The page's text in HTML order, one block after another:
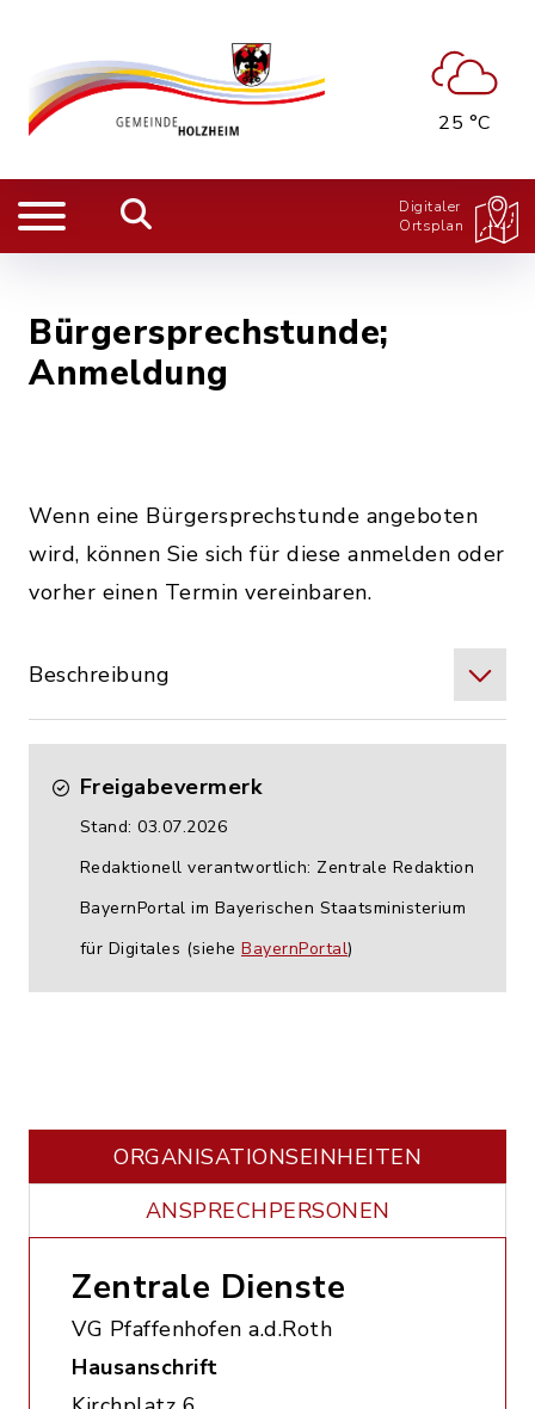
25 °C
Digitaler
Ortsplan
Bürgersprechstunde;
Anmeldung
Wenn eine Bürgersprechstunde angeboten
wird, können Sie sich für diese anmelden oder
vorher einen Termin vereinbaren.
Beschreibung
Freigabevermerk
Stand: 03.07.2026
Redaktionell verantwortlich: Zentrale Redaktion
BayernPortal im Bayerischen Staatsministerium
für Digitales (siehe BayernPortal)
ORGANISATIONS­EINHEITEN
ANSPRECHPERSONEN
Zentrale Dienste
VG Pfaffenhofen a.d.Roth
Hausanschrift